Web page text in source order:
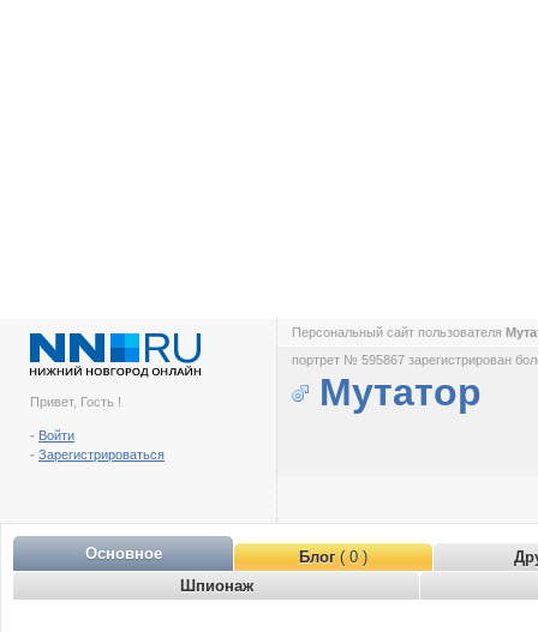
Привет, Гость !
- Войти
- Зарегистрироваться
Персональный сайт пользователя
портрет № 595867 зарегистрирован
Мутатор
Основное Блог( 0 )
Шпионаж